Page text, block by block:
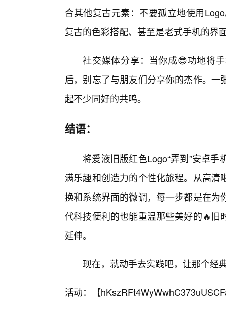
合其他复古元素：不要孤立地使用
复古的色彩搭配、甚至是老式手机的界
社交媒体分享：当你成😎功地将
后，别忘了与朋友们分享你的杰作。
起不少同好的共鸣。
结语：
将爱液旧版红色Logo“弄到”安卓
满乐趣和创造力的个性化旅程。从高
换和系统界面的微调，每一步都是在
代科技便利的也能重温那些美好的🔥
延伸。
现在，就动手去实践吧，让那个经
活动：【